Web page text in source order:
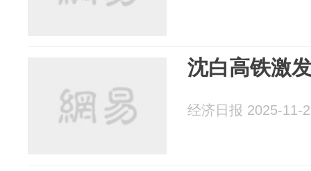
沈白高铁激
经济日报 2025-11-